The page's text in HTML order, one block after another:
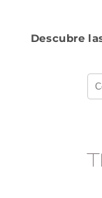
Descubre